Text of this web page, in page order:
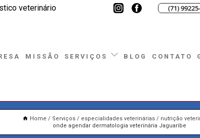
veterinário (71)
MISSÃO SERVIÇOS BLOG CONTATO
Home Serviços especialidades veterinárias
nutrição
onde agendar dermatologia veterinária Jaguaribe